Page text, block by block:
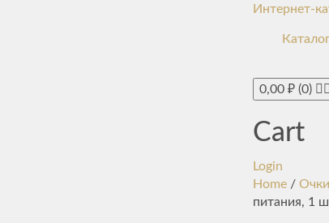
Интернет-
0,00 ₽ (0)
Cart
Login
Home /
питания, 1